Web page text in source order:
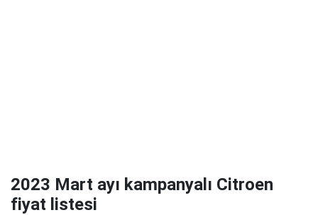
2023 Mart ayı kampanyalı Citroen
fiyat listesi